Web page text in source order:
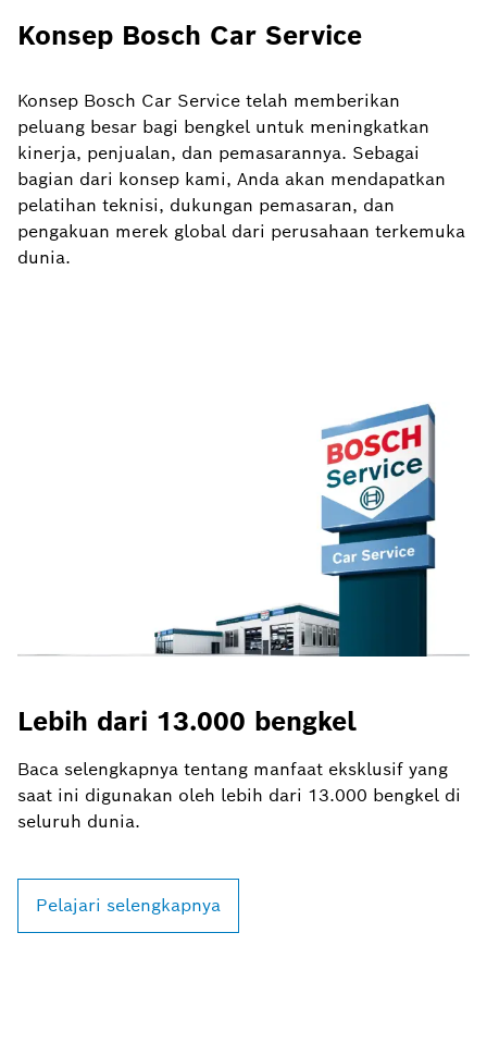
Konsep Bosch Car Service
Konsep Bosch Car Service telah memberikan
peluang besar bagi bengkel untuk meningkatkan
kinerja, penjualan, dan pemasarannya. Sebagai
bagian dari konsep kami, Anda akan mendapatkan
pelatihan teknisi, dukungan pemasaran, dan
pengakuan merek global dari perusahaan terkemuka
dunia.
Lebih dari 13.000 bengkel
Baca selengkapnya tentang manfaat eksklusif yang
saat ini digunakan oleh lebih dari 13.000 bengkel di
seluruh dunia.
Pelajari selengkapnya